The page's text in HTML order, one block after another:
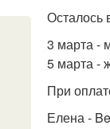
Осталось
3 марта -
5 марта -
При
Елена -